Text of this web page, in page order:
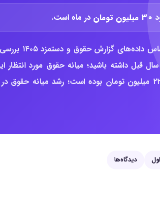
۳۰ میلیون تومان در ماه است.
در این گزارش،
تومان است؛ برای مقایسه، میانه ثبت‌شده سال ۱۴۰۴ حدود ۲۲ میلیون تومان بوده
دیدگاه‌ها